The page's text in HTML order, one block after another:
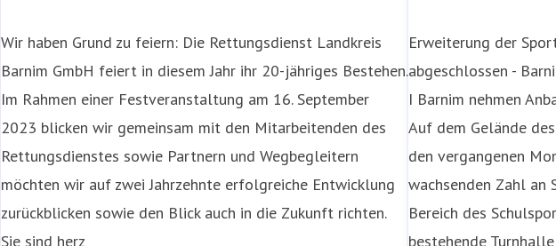
Wir haben Grund zu feiern: Die Rettungsdienst Landkreis
Barnim GmbH feiert in diesem Jahr ihr 20-jähriges Bestehen.
Im Rahmen einer Festveranstaltung am 16. September
2023 blicken wir gemeinsam mit den Mitarbeitenden des
Rettungsdienstes sowie Partnern und Wegbegleitern
möchten wir auf zwei Jahrzehnte erfolgreiche Entwicklung
zurückblicken sowie den Blick auch in die Zukunft richten.
Sie sind herz
Erweiterung der
abgeschlossen -
I Barnim nehmen
Auf dem Gelände
den vergangenen
wachsenden Zahl an
Bereich des
bestehende